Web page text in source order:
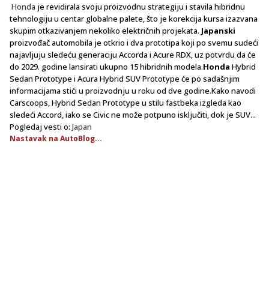
Honda je revidirala svoju proizvodnu strategiju i stavila hibridnu
tehnologiju u centar globalne palete, što je korekcija kursa izazvana
skupim otkazivanjem nekoliko električnih projekata. Japanski
proizvođač automobila je otkrio i dva prototipa koji po svemu sudeći
najavljuju sledeću generaciju Accorda i Acure RDX, uz potvrdu da će
do 2029. godine lansirati ukupno 15 hibridnih modela.Honda Hybrid
Sedan Prototype i Acura Hybrid SUV Prototype će po sadašnjim
informacijama stići u proizvodnju u roku od dve godine.Kako navodi
Carscoops, Hybrid Sedan Prototype u stilu fastbeka izgleda kao
sledeći Accord, iako se Civic ne može potpuno isključiti, dok je SUV...
Pogledaj vesti o: Japan
Nastavak na AutoBlog...